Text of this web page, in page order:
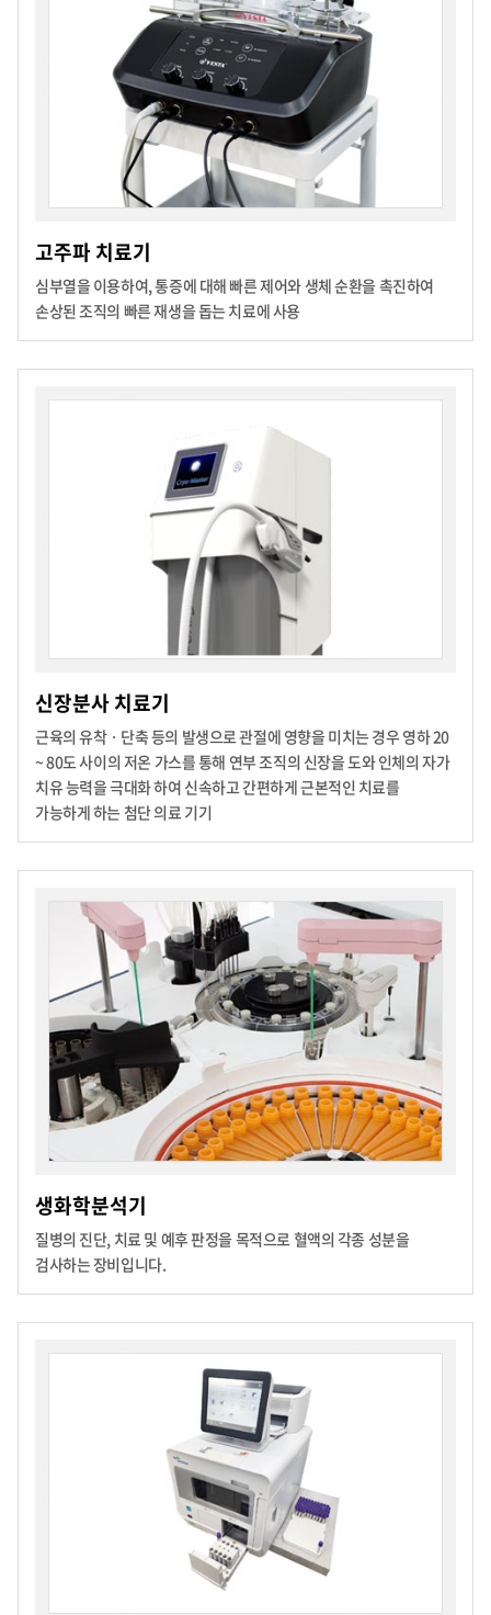
고주파 치료기
심부열을 이용하여, 통증에 대해 빠른 제어와 생체 순환을 촉진하여
손상된 조직의 빠른 재생을 돕는 치료에 사용
신장분사 치료기
근육의 유착ㆍ단축 등의 발생으로 관절에 영향을 미치는 경우 영하 20
~ 80도 사이의 저온 가스를 통해 연부 조직의 신장을 도와 인체의자가
치유 능력을 극대화 하여 신속하고 간편하게 근본적인 치료를
가능하게 하는 첨단 의료 기기
생화학분석기
질병의 진단, 치료 및 예후 판정을 목적으로 혈액의 각종 성분을
검사하는 장비입니다.